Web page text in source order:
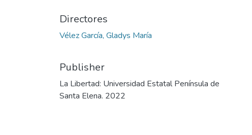
Directores
Vélez García, Gladys María
Publisher
La Libertad: Universidad Estatal Península de
Santa Elena. 2022